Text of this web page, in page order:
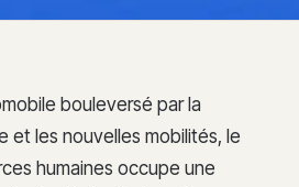
bouleversé par la
et les nouvelles mobilités, le
humaines occupe une